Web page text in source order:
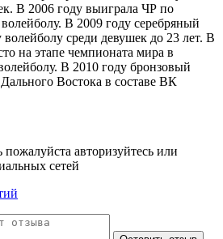
В 2006 году выиграла ЧР по
В 2009 году серебряный
среди девушек до 23 лет. В
на этапе чемпионата мира в
В 2010 году бронзовый
Востока в составе ВК
пожалуйста авторизуйтесь или
сетей